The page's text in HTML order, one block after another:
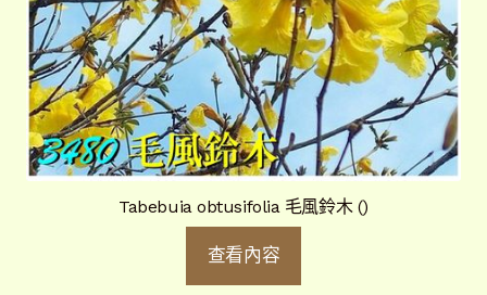
Tabebuia obtusifolia 毛風鈴木 ()
查看內容